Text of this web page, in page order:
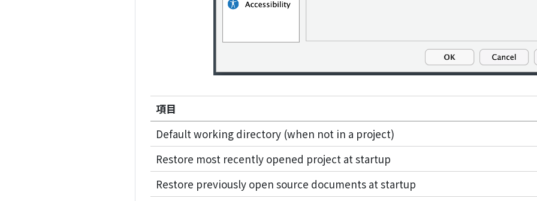
項目
Default working directory (when not in a project)
Restore most recently opened project at startup
Restore previously open source documents at startup